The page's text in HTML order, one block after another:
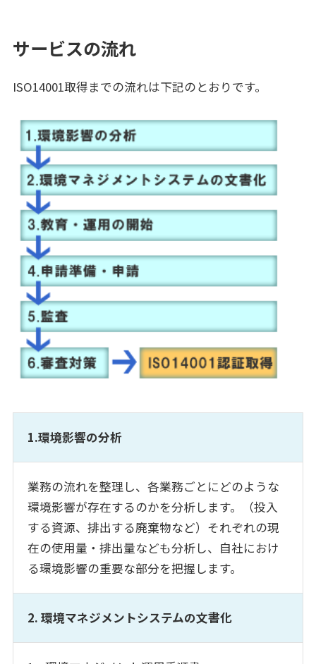
サービスの流れ
ISO14001取得までの流れは下記のとおりです。
1.環境影響の分析
業務の流れを整理し、各業務ごとにどのような
環境影響が存在するのかを分析します。（投入
する資源、排出する廃棄物など）それぞれの現
在の使用量・排出量なども分析し、自社におけ
る環境影響の重要な部分を把握します。
2. 環境マネジメントシステムの文書化